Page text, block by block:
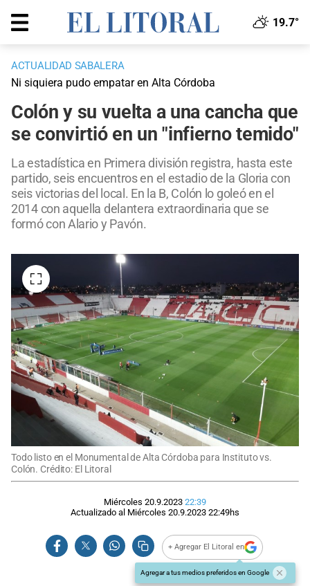
19.7°
ACTUALIDAD SABALERA
Ni siquiera pudo empatar en Alta Córdoba
Colón y su vuelta a una cancha que
se convirtió en un "infierno temido"
La estadística en Primera división registra, hasta este
partido, seis encuentros en el estadio de la Gloria con
seis victorias del local. En la B, Colón lo goleó en el
2014 con aquella delantera extraordinaria que se
formó con Alario y Pavón.
Todo listo en el Monumental de Alta Córdoba para Instituto vs.
Colón. Crédito: El Litoral
Miércoles 20.9.2023 22:39
Actualizado al Miércoles 20.9.2023 22:49hs
+ Agregar El Litoral en
Agregar a tus medios preferidos en Google